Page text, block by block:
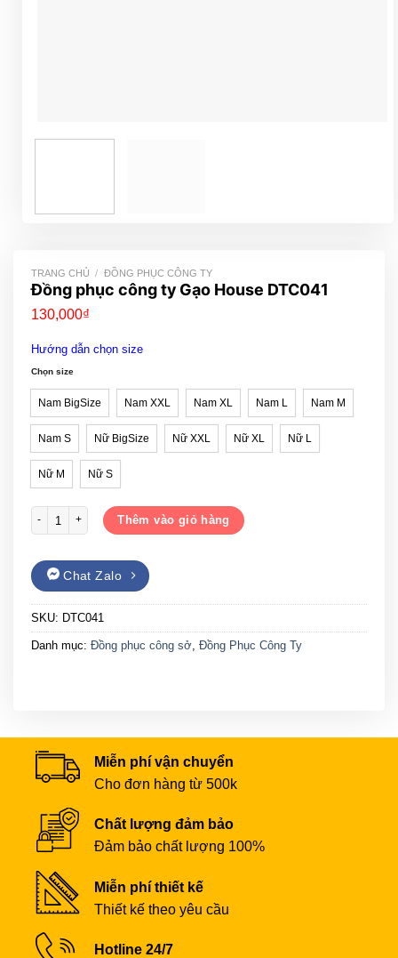
TRANG CHỦ / ĐỒNG PHỤC CÔNG TY
Đồng phục công ty Gạo House DTC041
130,000₫
Hướng dẫn chọn size
Chọn size
Nam BigSize Nam XXL Nam XL Nam L Nam M
Nam S Nữ BigSize Nữ XXL Nữ XL Nữ L
Nữ M Nữ S
Đồng phục công ty Gạo House DTC041 số lượng
Thêm vào giỏ hàng
Chat Zalo
SKU: DTC041
Danh mục: Đồng phục công sở, Đồng Phục Công Ty
Miễn phí vận chuyển
Cho đơn hàng từ 500k
Chất lượng đảm bảo
Đảm bảo chất lượng 100%
Miễn phí thiết kế
Thiết kế theo yêu cầu
Hotline 24/7